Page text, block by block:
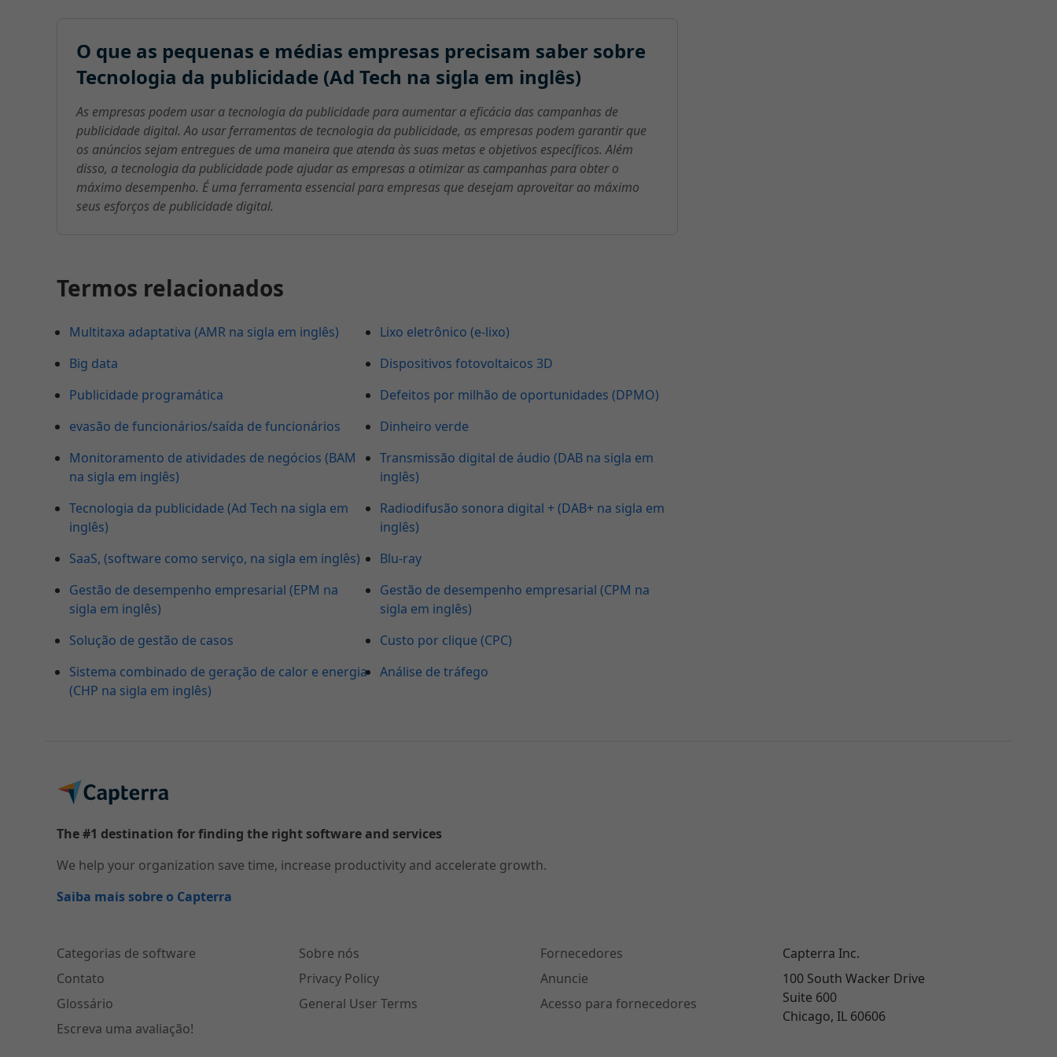
O que as pequenas e médias empresas precisam saber sobre
Tecnologia da publicidade (Ad Tech na sigla em inglês)
As empresas podem usar a tecnologia da publicidade para aumentar a eficácia das campanhas de
publicidade digital. Ao usar ferramentas de tecnologia da publicidade, as empresas podem garantir que
os anúncios sejam entregues de uma maneira que atenda às suas metas e objetivos específicos. Além
disso, a tecnologia da publicidade pode ajudar as empresas a otimizar as campanhas para obter o
máximo desempenho. É uma ferramenta essencial para empresas que desejam aproveitar ao máximo
seus esforços de publicidade digital.
Termos relacionados
Multitaxa adaptativa (AMR na sigla em inglês)
Big data
Publicidade programática
evasão de funcionários/saída de funcionários
Monitoramento de atividades de negócios (BAM
na sigla em inglês)
Tecnologia da publicidade (Ad Tech na sigla em
inglês)
SaaS, (software como serviço, na sigla em inglês)
Gestão de desempenho empresarial (EPM na
sigla em inglês)
Solução de gestão de casos
Sistema combinado de geração de calor e energia
(CHP na sigla em inglês)
Lixo eletrônico (e-lixo)
Dispositivos fotovoltaicos 3D
Defeitos por milhão de oportunidades (DPMO)
Dinheiro verde
Transmissão digital de áudio (DAB na sigla em
inglês)
Radiodifusão sonora digital + (DAB+ na sigla em
inglês)
Blu-ray
Gestão de desempenho empresarial (CPM na
sigla em inglês)
Custo por clique (CPC)
Análise de tráfego
The #1 destination for finding the right software and services
We help your organization save time, increase productivity and accelerate growth.
Saiba mais sobre o Capterra
Categorias de software
Contato
Glossário
Escreva uma avaliação!
Sobre nós
Privacy Policy
General User Terms
Fornecedores
Anuncie
Acesso para fornecedores
Capterra Inc.
100 South Wacker Drive
Suite 600
Chicago, IL 60606